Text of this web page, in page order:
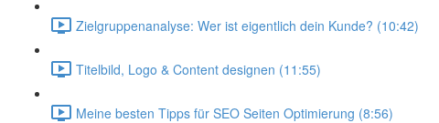
Zielgruppenanalyse: Wer ist eigentlich dein Kunde? (10:42)
Titelbild, Logo & Content designen (11:55)
Meine besten Tipps für SEO Seiten Optimierung (8:56)